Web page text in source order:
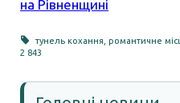
на Рівненщині
тунель кохання ,романтичне
2 843